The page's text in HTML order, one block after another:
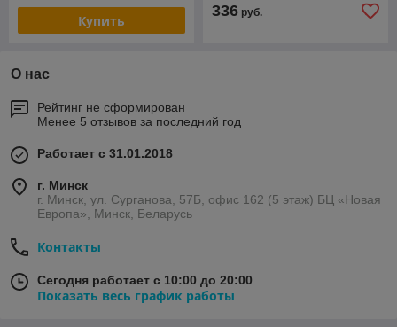
Купить
336 руб.
О нас
Рейтинг не сформирован
Менее 5 отзывов за последний год
Работает с 31.01.2018
г. Минск
г. Минск, ул. Сурганова, 57Б, офис 162 (5 этаж) БЦ «Новая
Европа», Минск, Беларусь
Контакты
Сегодня работает с 10:00 до 20:00
Показать весь график работы